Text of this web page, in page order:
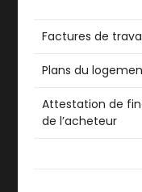
Factures de
Plans du
Attestation de
de l’acheteur